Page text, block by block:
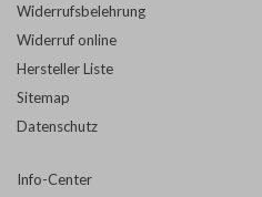
Widerrufsbelehrung
Widerruf online
Hersteller Liste
Sitemap
Datenschutz
Info-Center